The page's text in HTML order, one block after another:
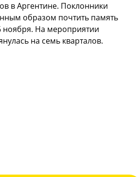
в Аргентине. Поклонники
образом почтить память
ноября. На мероприятии
на семь кварталов.